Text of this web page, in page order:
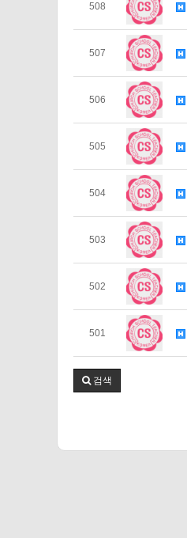
508
507
506
505
504
503
502
501
검색